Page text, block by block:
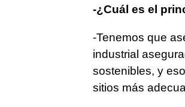
-¿Cuál es el
-Tenemos que
industrial
sostenibles, y
sitios más